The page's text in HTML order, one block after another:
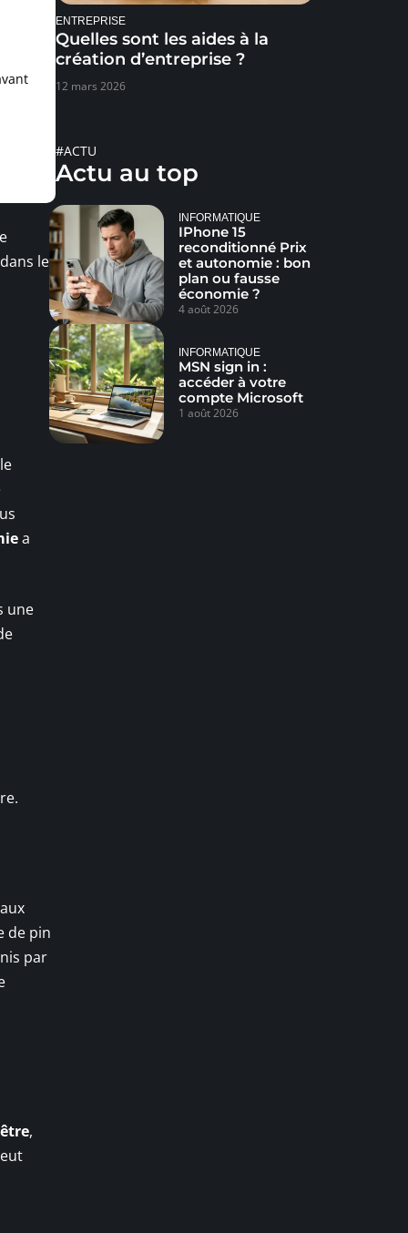
le
a
une
de pin
par
,
ENTREPRISE
Quelles sont les aides à la
création d’entreprise ?
12 mars 2026
#ACTU
Actu au top
INFORMATIQUE
IPhone 15
reconditionné Prix
et autonomie : bon
plan ou fausse
économie ?
4 août 2026
INFORMATIQUE
MSN sign in :
accéder à votre
compte Microsoft
1 août 2026